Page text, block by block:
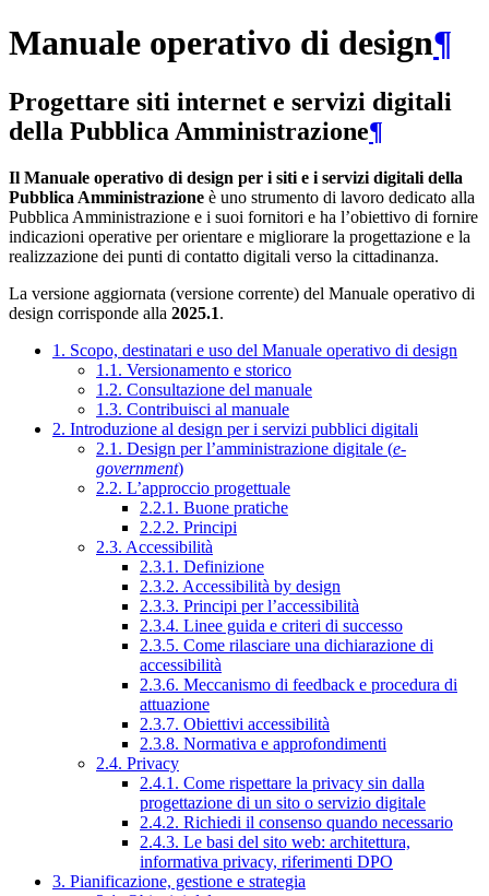
Manuale operativo di design¶
Progettare siti internet e servizi digitali
della Pubblica Amministrazione¶
Il Manuale operativo di design per i siti e i servizi digitali della
Pubblica Amministrazione è uno strumento di lavoro dedicato alla
Pubblica Amministrazione e i suoi fornitori e ha l’obiettivo di fornire
indicazioni operative per orientare e migliorare la progettazione e la
realizzazione dei punti di contatto digitali verso la cittadinanza.
La versione aggiornata (versione corrente) del Manuale operativo di
design corrisponde alla 2025.1.
1. Scopo, destinatari e uso del Manuale operativo di design
1.1. Versionamento e storico
1.2. Consultazione del manuale
1.3. Contribuisci al manuale
2. Introduzione al design per i servizi pubblici digitali
2.1. Design per l’amministrazione digitale (e-
government)
2.2. L’approccio progettuale
2.2.1. Buone pratiche
2.2.2. Principi
2.3. Accessibilità
2.3.1. Definizione
2.3.2. Accessibilità by design
2.3.3. Principi per l’accessibilità
2.3.4. Linee guida e criteri di successo
2.3.5. Come rilasciare una dichiarazione di
accessibilità
2.3.6. Meccanismo di feedback e procedura di
attuazione
2.3.7. Obiettivi accessibilità
2.3.8. Normativa e approfondimenti
2.4. Privacy
2.4.1. Come rispettare la privacy sin dalla
progettazione di un sito o servizio digitale
2.4.2. Richiedi il consenso quando necessario
2.4.3. Le basi del sito web: architettura,
informativa privacy, riferimenti DPO
3. Pianificazione, gestione e strategia